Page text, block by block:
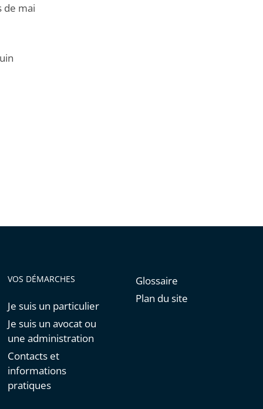
de mai
VOS DÉMARCHES
Je suis un particulier
Je suis un avocat ou
une administration
Contacts et
informations
pratiques
Glossaire
Plan du site